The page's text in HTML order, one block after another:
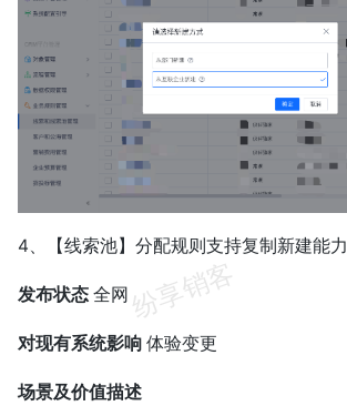
4、【线索池】分配规则支持复制新建能力
发布状态 全网
对现有系统影响 体验变更
场景及价值描述